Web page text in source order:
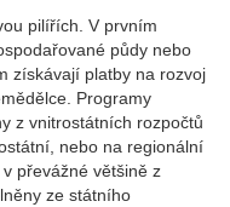
pilířích. V prvním
půdy nebo
získávají platby na rozvoj
Programy
z vnitrostátních rozpočtů
nebo na regionální
převážné většině z
ze státního